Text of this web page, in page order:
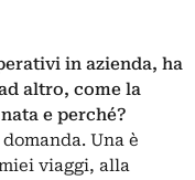
in azienda, ha
altro, come la
nata e perché?
Una è
viaggi, alla